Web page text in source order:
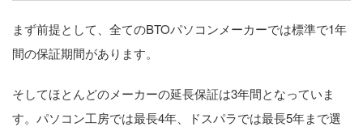
まず前提として、全てのBTOパソコンメーカーでは標準で1年
間の保証期間があります。
そしてほとんどのメーカーの延長保証は3年間となっていま
す。パソコン工房では最長4年、ドスパラでは最長5年まで選